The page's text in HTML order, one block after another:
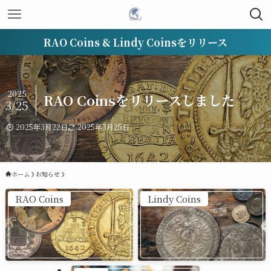
RAO Coins & Lindy Coinsをリリース
RAO Coinsをリリースしました
2025
3/25
2025年3月22日 2025年3月25日
ホーム お知らせ
RAO Coins Lindy Coins